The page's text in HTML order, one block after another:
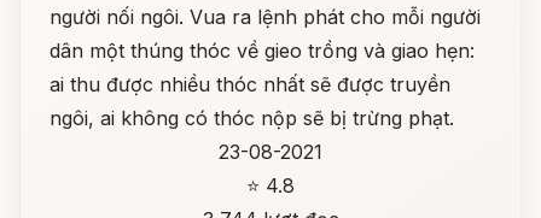
người nối ngôi. Vua ra lệnh phát cho mỗi người
dân một thúng thóc về gieo trồng và giao hẹn:
ai thu được nhiều thóc nhất sẽ được truyền
ngôi, ai không có thóc nộp sẽ bị trừng phạt.
23-08-2021
⭐ 4.8